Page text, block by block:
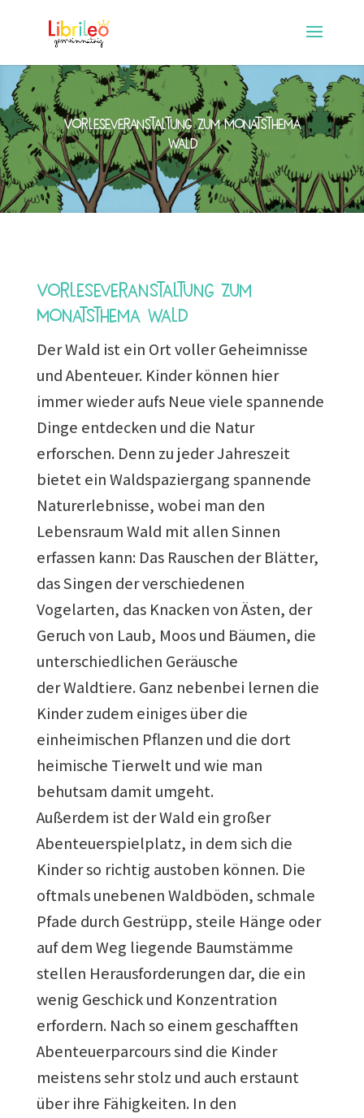
Vorleseveranstaltung zum Monatsthema
Wald
Vorleseveranstaltung zum
Monatsthema Wald
Der Wald ist ein Ort voller Geheimnisse
und Abenteuer. Kinder können hier
immer wieder aufs Neue viele spannende
Dinge entdecken und die Natur
erforschen. Denn zu jeder Jahreszeit
bietet ein Waldspaziergang spannende
Naturerlebnisse, wobei man den
Lebensraum Wald mit allen Sinnen
erfassen kann: Das Rauschen der Blätter,
das Singen der verschiedenen
Vogelarten, das Knacken von Ästen, der
Geruch von Laub, Moos und Bäumen, die
unterschiedlichen Geräusche
der Waldtiere. Ganz nebenbei lernen die
Kinder zudem einiges über die
einheimischen Pflanzen und die dort
heimische Tierwelt und wie man
behutsam damit umgeht.
Außerdem ist der Wald ein großer
Abenteuerspielplatz, in dem sich die
Kinder so richtig austoben können. Die
oftmals unebenen Waldböden, schmale
Pfade durch Gestrüpp, steile Hänge oder
auf dem Weg liegende Baumstämme
stellen Herausforderungen dar, die ein
wenig Geschick und Konzentration
erfordern. Nach so einem geschafften
Abenteuerparcours sind die Kinder
meistens sehr stolz und auch erstaunt
über ihre Fähigkeiten. In den